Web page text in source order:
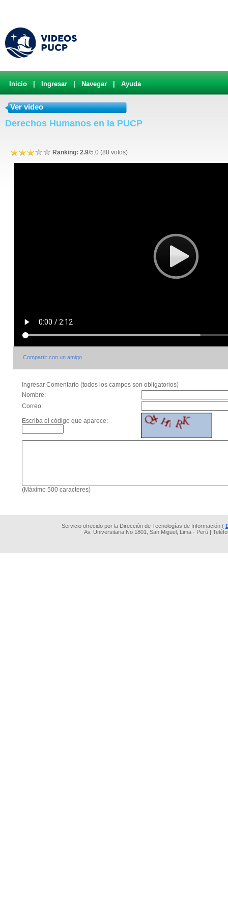
Inicio Ingresar Navegar Ayuda
Ver video
Derechos Humanos en la PUCP
Ranking: 2.9/5.0 (88 votos)
Compartir con un amigo
Ingresar Comentario (todos los campos son obligatorios)
Nombre:
Correo:
Escriba el código que aparece:
(Máximo 500 caracteres)
Servicio ofrecido por la Dirección de Tecnologías de Información (
Av. Universitaria No 1801, San Miguel, Lima - Perú |